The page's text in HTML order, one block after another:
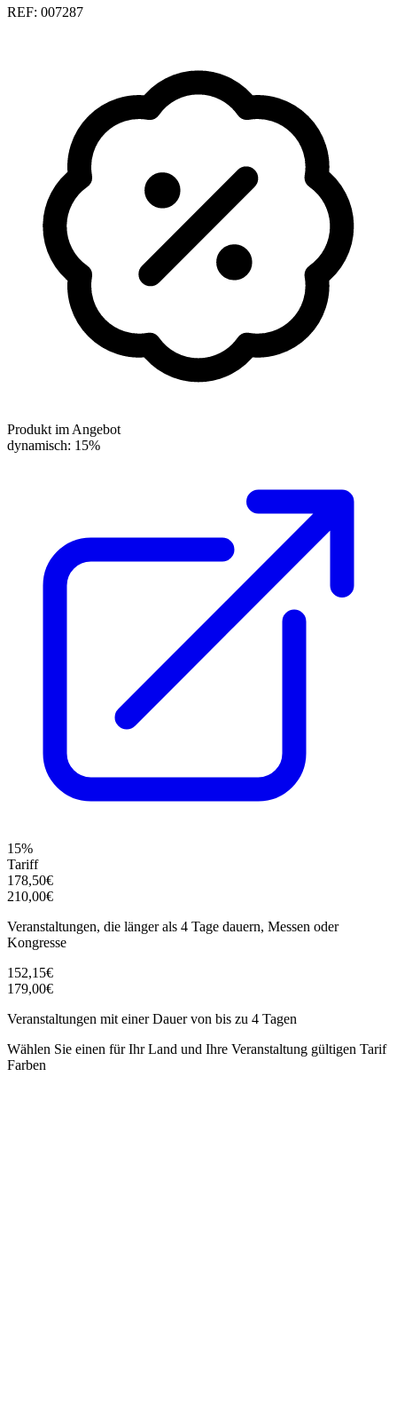
REF: 007287
Produkt im Angebot
dynamisch: 15%
15%
Tariff
178,50€
210,00€
Veranstaltungen, die länger als 4 Tage dauern, Messen oder
Kongresse
152,15€
179,00€
Veranstaltungen mit einer Dauer von bis zu 4 Tagen
Wählen Sie einen für Ihr Land und Ihre Veranstaltung gültigen Tarif
Farben